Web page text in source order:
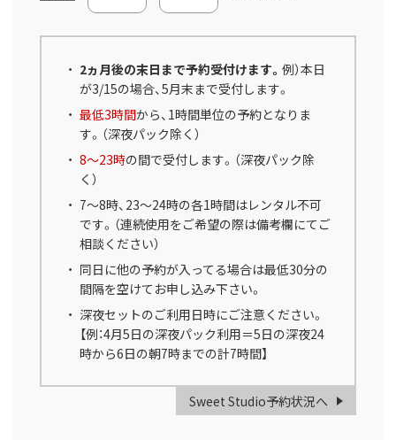
2ヵ月後の末日まで予約受付けます。 例）本日
が3/15の場合、5月末まで受付します。
最低3時間から、1時間単位の予約となりま
す。（深夜パック除く）
8～23時の間で受付します。（深夜パック除
く）
7～8時、23～24時の各1時間はレンタル不可
です。（連続使用をご希望の際は備考欄にてご
相談ください）
同日に他の予約が入ってる場合は最低30分の
間隔を空けてお申し込み下さい。
深夜セットのご利用日時にご注意ください。
【例：4月5日の深夜パック利用＝5日の深夜24
時から6日の朝7時までの計7時間】
Sweet Studio予約状況へ